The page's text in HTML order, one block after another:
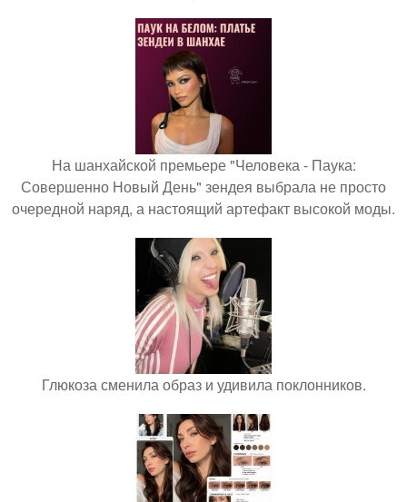
На шанхайской премьере "Человека - Паука:
Совершенно Новый День" зендея выбрала не просто
очередной наряд, а настоящий артефакт высокой моды.
Глюкоза сменила образ и удивила поклонников.